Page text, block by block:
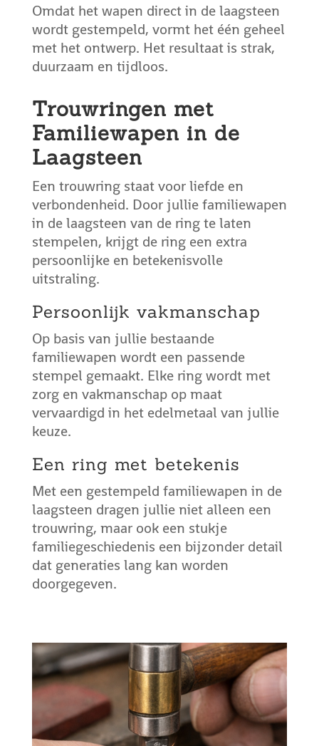
Omdat het wapen direct in de laagsteen
wordt gestempeld, vormt het één geheel
met het ontwerp. Het resultaat is strak,
duurzaam en tijdloos.
Trouwringen met
Familiewapen in de
Laagsteen
Een trouwring staat voor liefde en
verbondenheid. Door jullie familiewapen
in de laagsteen van de ring te laten
stempelen, krijgt de ring een extra
persoonlijke en betekenisvolle
uitstraling.
Persoonlijk vakmanschap
Op basis van jullie bestaande
familiewapen wordt een passende
stempel gemaakt. Elke ring wordt met
zorg en vakmanschap op maat
vervaardigd in het edelmetaal van jullie
keuze.
Een ring met betekenis
Met een gestempeld familiewapen in de
laagsteen dragen jullie niet alleen een
trouwring, maar ook een stukje
familiegeschiedenis een bijzonder detail
dat generaties lang kan worden
doorgegeven.